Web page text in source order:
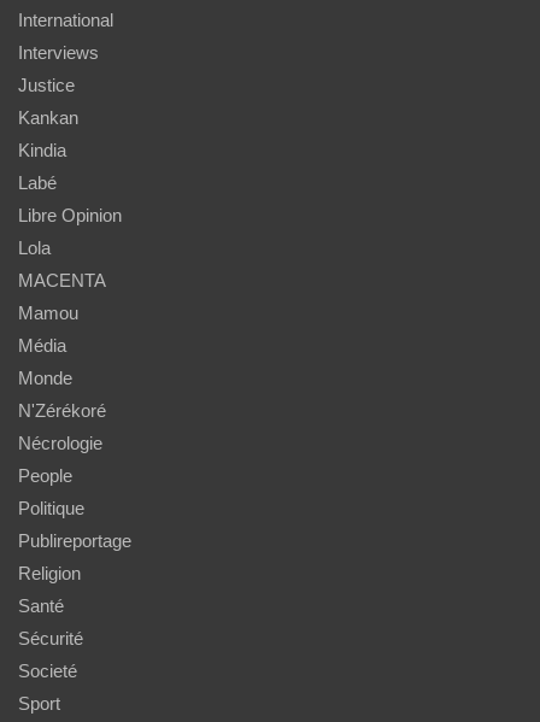
International
Interviews
Justice
Kankan
Kindia
Labé
Libre Opinion
Lola
MACENTA
Mamou
Média
Monde
N'Zérékoré
Nécrologie
People
Politique
Publireportage
Religion
Santé
Sécurité
Societé
Sport